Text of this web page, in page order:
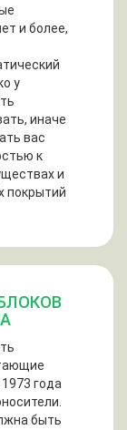
и более,
у
иначе
вас
к
и
покрытий
года
быть